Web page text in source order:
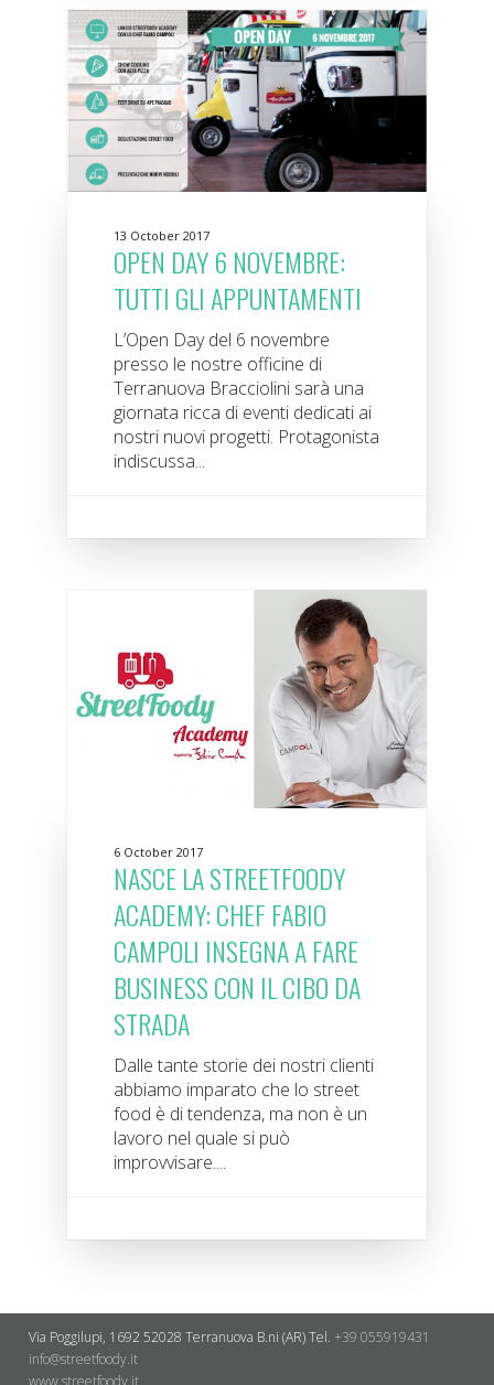
13 October 2017
OPEN DAY 6 NOVEMBRE:
TUTTI GLI APPUNTAMENTI
L’Open Day del 6 novembre
presso le nostre officine di
Terranuova Bracciolini sarà una
giornata ricca di eventi dedicati ai
nostri nuovi progetti. Protagonista
indiscussa...
6 October 2017
NASCE LA STREETFOODY
ACADEMY: CHEF FABIO
CAMPOLI INSEGNA A FARE
BUSINESS CON IL CIBO DA
STRADA
Dalle tante storie dei nostri clienti
abbiamo imparato che lo street
food è di tendenza, ma non è un
lavoro nel quale si può
improvvisare....
Via Poggilupi, 1692 52028 Terranuova B.ni (AR)Tel. +39 055919431
info@streetfoody.it